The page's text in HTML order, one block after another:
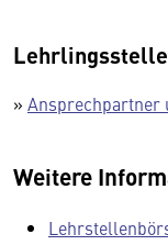
» Ansprechpartner
Weitere